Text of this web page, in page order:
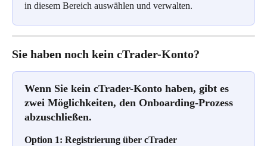
in diesem Bereich auswählen und verwalten.
Sie haben noch kein cTrader-Konto?
Wenn Sie kein cTrader-Konto haben, gibt es
zwei Möglichkeiten, den Onboarding-Prozess
abzuschließen.
Option 1: Registrierung über cTrader